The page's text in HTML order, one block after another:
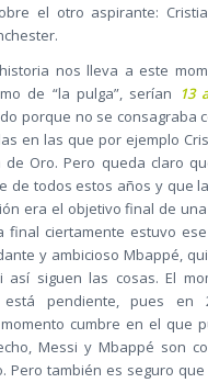
el otro aspirante:
nos lleva a este
de “la pulga”, serían
13
porque no se consagraba
en las que por ejemplo
de Oro. Pero queda claro
de todos estos años y que
era el objetivo final de
final ciertamente estuvo
y ambicioso Mbappé,
así siguen las cosas. El
pendiente, pues en
cumbre en el que
Messi y Mbappé son
Pero también es seguro